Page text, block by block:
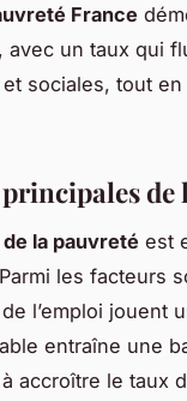
France
avec un taux qui
sociales, tout
de
la pauvreté est
les facteurs
l’emploi jouent
entraîne une
accroître le taux